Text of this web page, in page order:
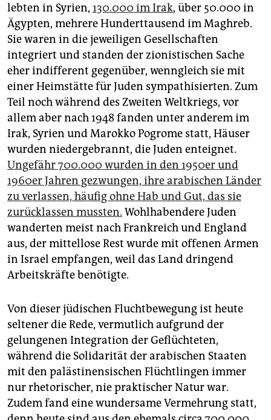
lebten in Syrien, 130.000 im Irak, über 50.000 in
Ägypten, mehrere Hunderttausend im Maghreb.
Sie waren in die jeweiligen Gesellschaften
integriert und standen der zionistischen Sache
eher indifferent gegenüber, wenngleich sie mit
einer Heimstätte für Juden sympathisierten. Zum
Teil noch während des Zweiten Weltkriegs, vor
allem aber nach 1948 fanden unter anderem im
Irak, Syrien und Marokko Pogrome statt, Häuser
wurden niedergebrannt, die Juden enteignet.
Ungefähr 700.000 wurden in den 1950er und
1960er Jahren gezwungen, ihre arabischen Länder
zu verlassen, häufig ohne Hab und Gut, das sie
zurücklassen mussten. Wohlhabendere Juden
wanderten meist nach Frankreich und England
aus, der mittellose Rest wurde mit offenen Armen
in Israel empfangen, weil das Land dringend
Arbeitskräfte benötigte.
Von dieser jüdischen Fluchtbewegung ist heute
seltener die Rede, vermutlich aufgrund der
gelungenen Integration der Geflüchteten,
während die Solidarität der arabischen Staaten
mit den palästinensischen Flüchtlingen immer
nur rhetorischer, nie praktischer Natur war.
Zudem fand eine wundersame Vermehrung statt,